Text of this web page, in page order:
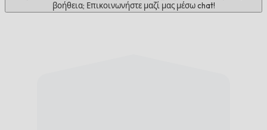
βοήθεια; Επικοινωνήστε μαζί μας μέσω chat!